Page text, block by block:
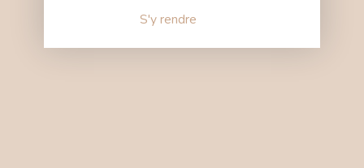
S'y rendre